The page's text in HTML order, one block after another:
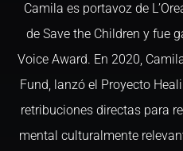
Camila es portavoz de
de Save the Children y fue
Voice Award. En 2020,
Fund, lanzó el Proyecto
retribuciones directas para
mental culturalmente